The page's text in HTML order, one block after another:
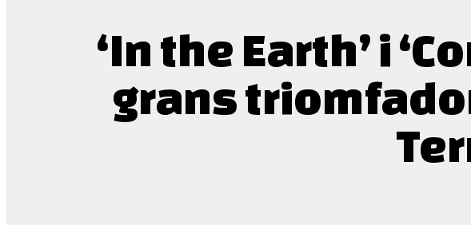
‘In the Earth’ i
grans